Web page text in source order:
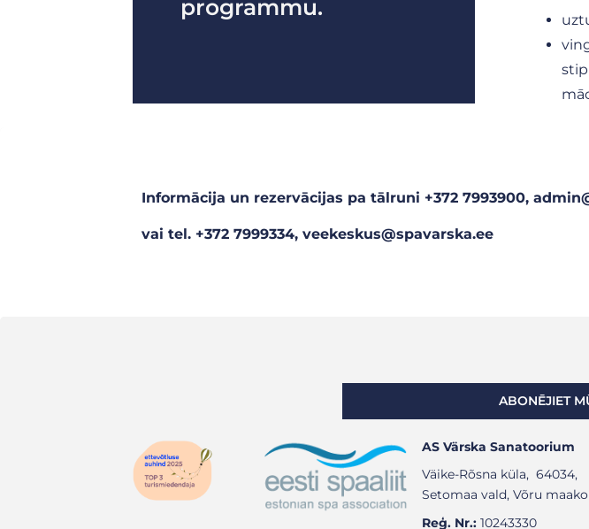
programmu.
Informācija un rezervācijas pa tālruni +372 7993900,
vai tel. +372 7999334, veekeskus@spavarska.ee
ABONĒJIET
AS Värska Sanatoorium
Väike-Rõsna küla, 64034,
Setomaa vald, Võru
Reģ. Nr.: 10243330